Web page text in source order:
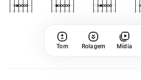
Tom Rolagem Mídia